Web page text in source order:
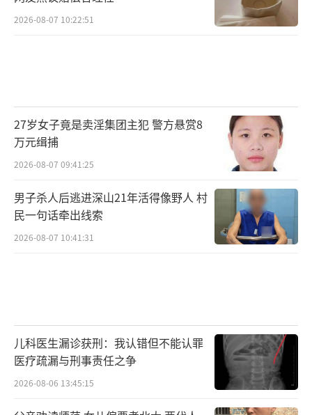
2026-08-07 10:22:51
27岁女子竟是卖淫集团主犯 警方悬赏8
万元缉捕
2026-08-07 09:41:25
男子杀人后逃进深山21年活得像野人 村
民一句话牵出线索
2026-08-07 10:41:31
儿科医生漏诊获刑：我认错但不能认罪
医疗疏漏与刑事责任之争
2026-08-06 13:45:15